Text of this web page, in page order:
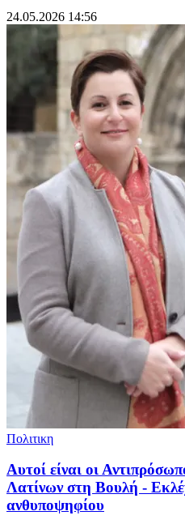
24.05.2026 14:56
Πολιτικη
Αυτοί είναι οι
Λατίνων στη Βουλή -
ανθυποψηφίου